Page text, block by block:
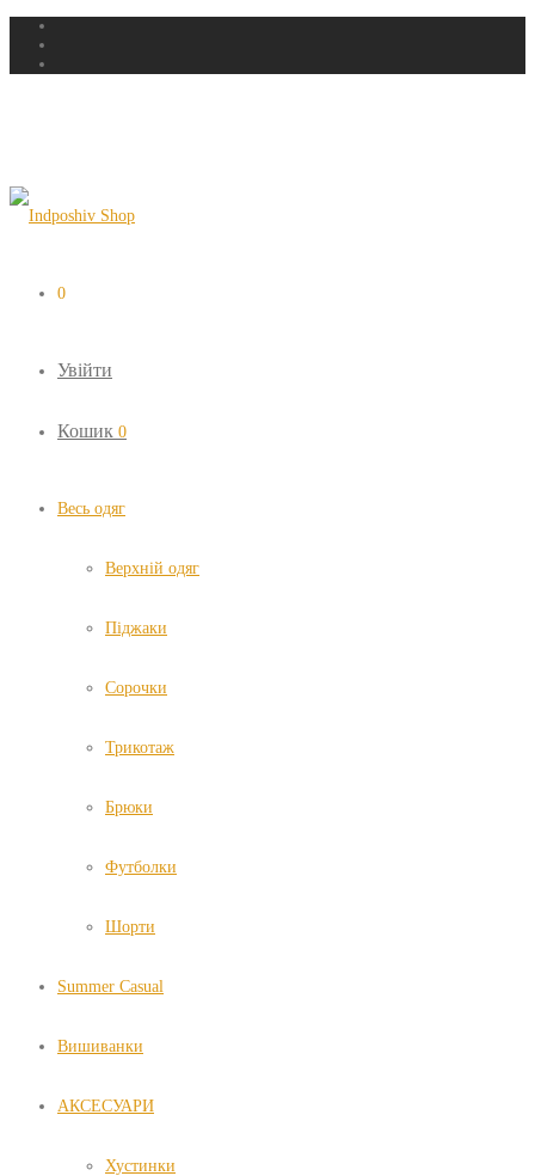
0
Увійти
Кошик 0
Весь одяг
Верхній одяг
Піджаки
Сорочки
Трикотаж
Брюки
Футболки
Шорти
Summer Casual
Вишиванки
АКСЕСУАРИ
Хустинки